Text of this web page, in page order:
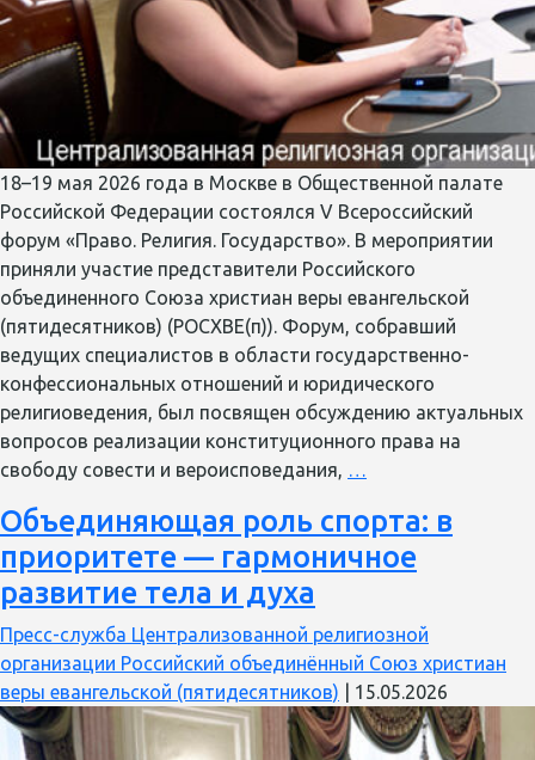
18–19 мая 2026 года в Москве в Общественной палате
Российской Федерации состоялся V Всероссийский
форум «Право. Религия. Государство». В мероприятии
приняли участие представители Российского
объединенного Союза христиан веры евангельской
(пятидесятников) (РОСХВЕ(п)). Форум, собравший
ведущих специалистов в области государственно-
конфессиональных отношений и юридического
религиоведения, был посвящен обсуждению актуальных
вопросов реализации конституционного права на
свободу совести и вероисповедания, …
приняли
участие
Всероссийском
форуме
«Право.
Религия.
Государство»
Объединяющая роль спорта: в
приоритете — гармоничное
развитие тела и духа
Пресс-служба Централизованной религиозной
организации Российский объединённый Союз христиан
веры евангельской (пятидесятников)
15.05.2026